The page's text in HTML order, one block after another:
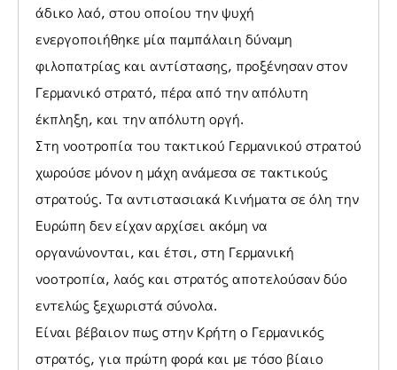
άδικο λαό, στου οποίου την ψυχή
ενεργοποιήθηκε μία παμπάλαιη δύναμη
φιλοπατρίας και αντίστασης, προξένησαν στον
Γερμανικό στρατό, πέρα από την απόλυτη
έκπληξη, και την απόλυτη οργή.
Στη νοοτροπία του τακτικού Γερμανικού στρατού
χωρούσε μόνον η μάχη ανάμεσα σε τακτικούς
στρατούς. Τα αντιστασιακά Κινήματα σε όλη την
Ευρώπη δεν είχαν αρχίσει ακόμη να
οργανώνονται, και έτσι, στη Γερμανική
νοοτροπία, λαός και στρατός αποτελούσαν δύο
εντελώς ξεχωριστά σύνολα.
Είναι βέβαιον πως στην Κρήτη ο Γερμανικός
στρατός, για πρώτη φορά και με τόσο βίαιο